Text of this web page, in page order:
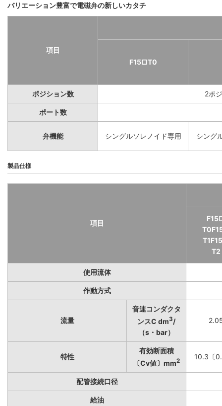
バリエーション豊富で電磁弁の新しいカタチ
項目
F15□T0
ポジション数 2ポ
ポート数
弁機能 シングルソレノイド専用 シング
製品仕様
項目
T2
使用流体
作動方式
流量
音速コンダクタ
ンスC dm3/
（s・bar）
特性
有効断面積
〔Cv値〕mm2 10.3〔
配管接続口径
給油